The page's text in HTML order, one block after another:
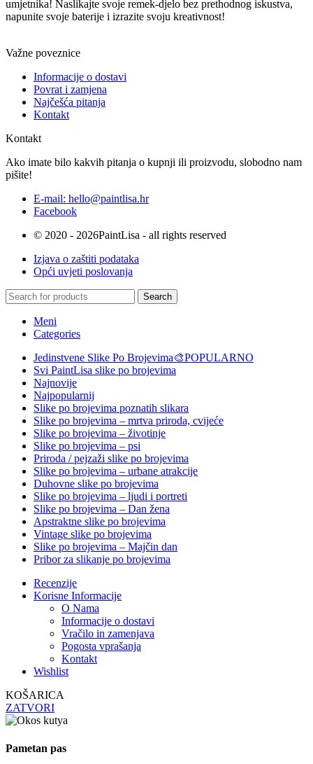
umjetnika! Naslikajte svoje remek-djelo bez prethodnog iskustva,
napunite svoje baterije i izrazite svoju kreativnost!
Važne poveznice
Informacije o dostavi
Povrat i zamjena
Najčešća pitanja
Kontakt
Kontakt
Ako imate bilo kakvih pitanja o kupnji ili proizvodu, slobodno nam
pišite!
E-mail: hello@paintlisa.hr
Facebook
© 2020 - 2026PaintLisa - all rights reserved
Izjava o zaštiti podataka
Opći uvjeti poslovanja
Search
Meni
Categories
Jedinstvene Slike Po Brojevima🎨POPULARNO
Svi PaintLisa slike po brojevima
Najnovije
Najpopularnij
Slike po brojevima poznatih slikara
Slike po brojevima – mrtva priroda, cvijeće
Slike po brojevima – životinje
Slike po brojevima – psi
Priroda / pejzaži slike po brojevima
Slike po brojevima – urbane atrakcije
Duhovne slike po brojevima
Slike po brojevima – ljudi i portreti
Slike po brojevima – Dan žena
Apstraktne slike po brojevima
Vintage slike po brojevima
Slike po brojevima – Majčin dan
Pribor za slikanje po brojevima
Recenzije
Korisne Informacije
O Nama
Informacije o dostavi
Vračilo in zamenjava
Pogosta vprašanja
Kontakt
Wishlist
KOŠARICA
ZATVORI
Pametan pas